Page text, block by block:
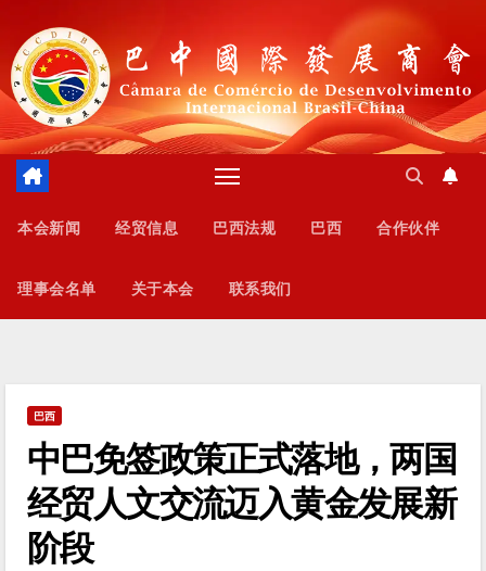
内
本会新闻 经贸信息 巴西法规 巴西 合作伙伴
理事会名单 关于本会 联系我们
巴西
中巴免签政策正式落地，两国
经贸人文交流迈入黄金发展新
阶段